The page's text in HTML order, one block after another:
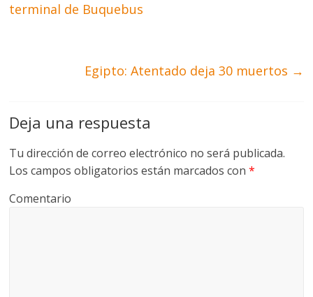
terminal de Buquebus
Egipto: Atentado deja 30 muertos →
Deja una respuesta
Tu dirección de correo electrónico no será publicada.
Los campos obligatorios están marcados con*
Comentario